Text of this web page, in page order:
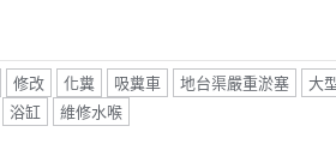
修改 化糞 吸糞車 地台渠嚴重淤塞 大
浴缸 維修水喉